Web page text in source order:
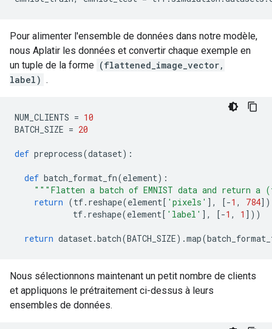
Pour alimenter l'ensemble de données dans notre modèle,
nous Aplatir les données et convertir chaque exemple en
un tuple de la forme (flattened_image_vector,
label) .
NUM_CLIENTS = 10
BATCH_SIZE = 20
def preprocess(dataset):
def batch_format_fn(element):
"""Flatten a batch of EMNIST data and return
return (tf. reshape(element[ 'pixels' ], [-1 , 784
tf. reshape(element[ 'label' ], [-1 , 1 ]))
return dataset.batch(BATCH_SIZE).map(
Nous sélectionnons maintenant un petit nombre de clients
et appliquons le prétraitement ci-dessus à leurs
ensembles de données.